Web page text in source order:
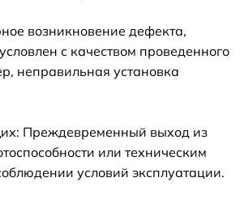
возникновение дефекта,
с качеством проведенного
неправильная установка
Преждевременный выход из
или техническим
условий эксплуатации.